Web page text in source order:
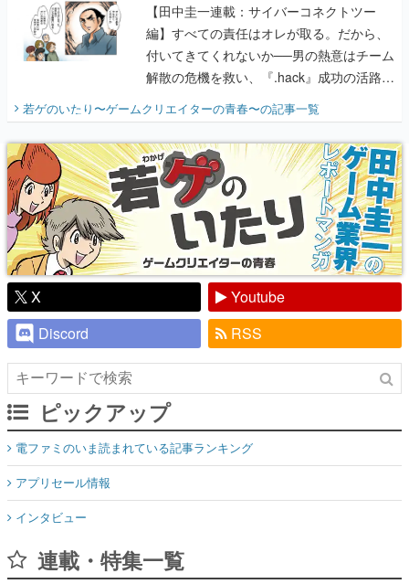
【田中圭一連載：サイバーコネクトツー
編】すべての責任はオレが取る。だから、
付いてきてくれないか──男の熱意はチーム
解散の危機を救い、『.hack』成功の活路を
開く。業界の快男児・松山 洋に流れる血は
『少年ジャンプ』色だった【若ゲのいた
り】
若ゲのいたり〜ゲームクリエイターの青春〜の記事一覧
X
Youtube
Discord
RSS
ピックアップ
電ファミのいま読まれている記事ランキング
アプリセール情報
インタビュー
連載・特集一覧